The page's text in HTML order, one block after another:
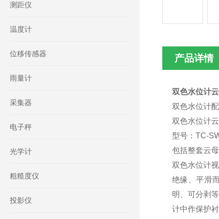
测距仪
温度计
位移传感器
雨量计
采集器
电子秤
光学计
粗糙度仪
投影仪
产品详情
双色水位计
双色水位计
双色水位计
型号：TC-
包括整套云
双色水位计
绝缘、平滑
明、可分剥
计中作保护